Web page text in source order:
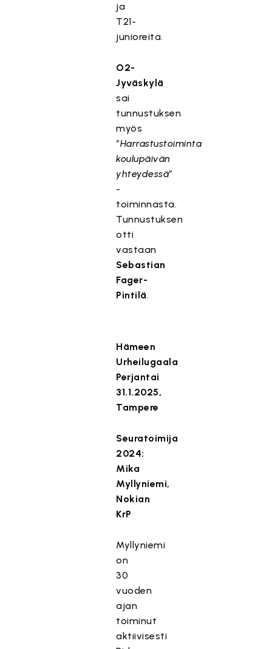
ja
T21-
junioreita.
O2-
Jyväskylä
sai
tunnustuksen
myös
”Harrastustoiminta
koulupäivän
yhteydessä”
-
toiminnasta.
Tunnustuksen
otti
vastaan
Sebastian
Fager-
Pintilä.
Hämeen
Urheilugaala
Perjantai
31.1.2025,
Tampere
Seuratoimija
2024:
Mika
Myllyniemi,
Nokian
KrP
Myllyniemi
on
30
vuoden
ajan
toiminut
aktiivisesti